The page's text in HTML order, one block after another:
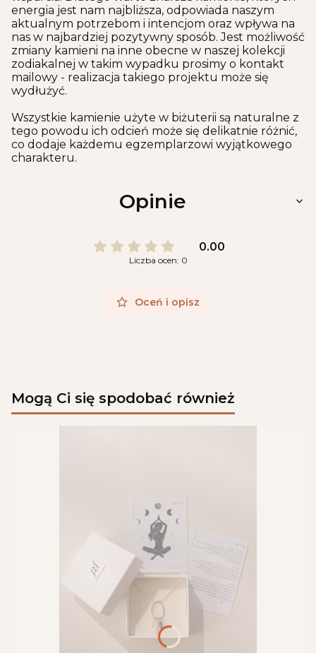
energia jest nam najbliższa, odpowiada naszym
aktualnym potrzebom i intencjom oraz wpływa na
nas w najbardziej pozytywny sposób. Jest możliwość
zmiany kamieni na inne obecne w naszej kolekcji
zodiakalnej w takim wypadku prosimy o kontakt
mailowy - realizacja takiego projektu może się
wydłużyć.
Wszystkie kamienie użyte w biżuterii są naturalne z
tego powodu ich odcień może się delikatnie różnić,
co dodaje każdemu egzemplarzowi wyjątkowego
charakteru.
Opinie
0.00
Liczba ocen: 0
Oceń i opisz
Mogą Ci się spodobać również